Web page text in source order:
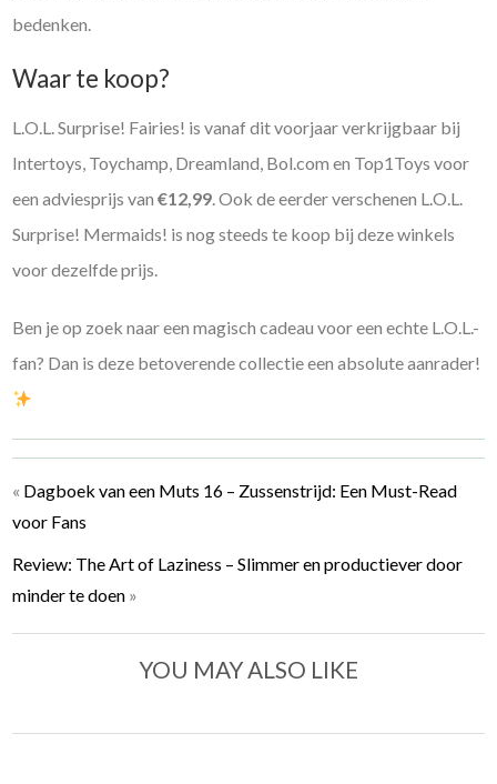
bedenken.
Waar te koop?
L.O.L. Surprise! Fairies! is vanaf dit voorjaar verkrijgbaar bij
Intertoys, Toychamp, Dreamland, Bol.com en Top1Toys voor
een adviesprijs van€12,99. Ook de eerder verschenen L.O.L.
Surprise! Mermaids! is nog steeds te koop bij deze winkels
voor dezelfde prijs.
Ben je op zoek naar een magisch cadeau voor een echte L.O.L.-
fan? Dan is deze betoverende collectie een absolute aanrader!
« Dagboek van een Muts 16 – Zussenstrijd: Een Must-Read
voor Fans
Review: The Art of Laziness – Slimmer en productiever door
minder te doen »
YOU MAY ALSO LIKE